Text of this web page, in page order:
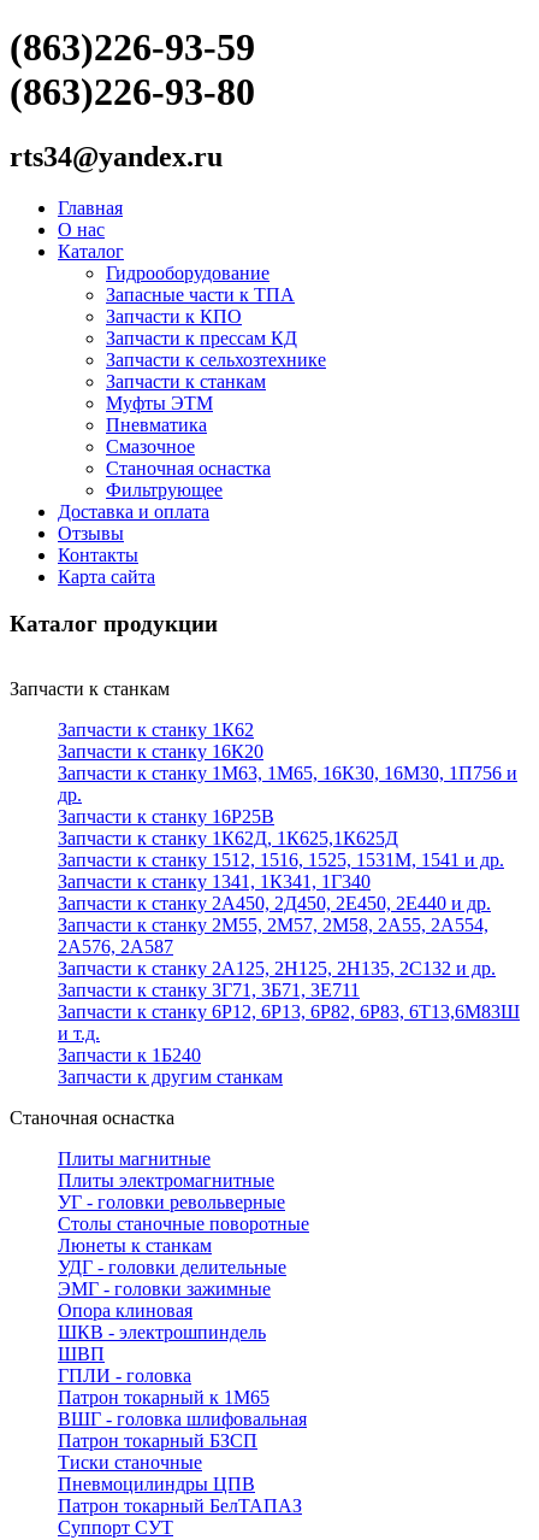
(863)226-93-59
(863)226-93-80
rts34@yandex.ru
Главная
О нас
Каталог
Гидрооборудование
Запасные части к ТПА
Запчасти к КПО
Запчасти к прессам КД
Запчасти к сельхозтехнике
Запчасти к станкам
Муфты ЭТМ
Пневматика
Смазочное
Станочная оснастка
Фильтрующее
Доставка и оплата
Отзывы
Контакты
Карта сайта
Каталог продукции
Запчасти к станкам
Запчасти к станку 1К62
Запчасти к станку 16К20
Запчасти к станку 1М63, 1М65, 16К30, 16М30, 1П756 и
др.
Запчасти к станку 16Р25В
Запчасти к станку 1К62Д, 1К625,1К625Д
Запчасти к станку 1512, 1516, 1525, 1531М, 1541 и др.
Запчасти к станку 1341, 1К341, 1Г340
Запчасти к станку 2А450, 2Д450, 2Е450, 2Е440 и др.
Запчасти к станку 2М55, 2М57, 2М58, 2А55, 2А554,
2А576, 2А587
Запчасти к станку 2А125, 2Н125, 2Н135, 2С132 и др.
Запчасти к станку 3Г71, 3Б71, 3Е711
Запчасти к станку 6Р12, 6Р13, 6Р82, 6Р83, 6Т13,6М83Ш
и т.д.
Запчасти к 1Б240
Запчасти к другим станкам
Станочная оснастка
Плиты магнитные
Плиты электромагнитные
УГ - головки револьверные
Столы станочные поворотные
Люнеты к станкам
УДГ - головки делительные
ЭМГ - головки зажимные
Опора клиновая
ШКВ - электрошпиндель
ШВП
ГПЛИ - головка
Патрон токарный к 1М65
ВШГ - головка шлифовальная
Патрон токарный БЗСП
Тиски станочные
Пневмоцилиндры ЦПВ
Патрон токарный БелТАПАЗ
Суппорт СУТ